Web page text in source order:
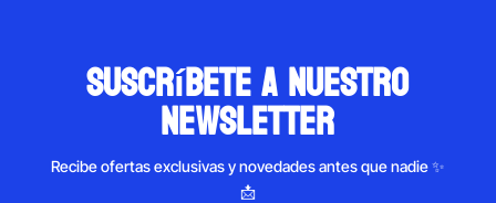
suscríbete a nuestro
newsletter
Recibe ofertas exclusivas y novedades antes que nadie ✨
📩